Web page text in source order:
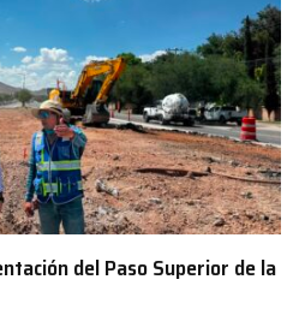
del Paso Superior de la